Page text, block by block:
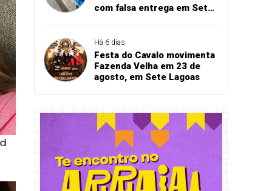
com falsa entrega em Sete
Há 6 dias
Festa do Cavalo movimenta
Fazenda Velha em 23 de
agosto, em Sete Lagoas